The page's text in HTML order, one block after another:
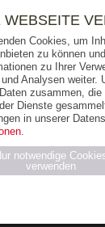
AUDIO-CDS MP3
RIGHTS
WEBSEITE
Cookies, um
zu können
zu Ihrer
Analysen weiter.
zusammen,
Dienste
in unserer
notwendige
verwenden